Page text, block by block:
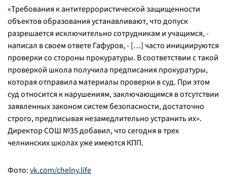
«Требования к антитеррористической защищенности
объектов образования устанавливают, что допуск
разрешается исключительно сотрудникам и учащимся, -
написал в своем ответе Гафуров, - […] часто инициируются
проверки со стороны прокуратуры. В соответствии с такой
проверкой школа получила предписания прокуратуры,
которая отправила материалы проверки в суд. При этом
суд относится к нарушениям, заключающимся в отсутствии
заявленных законом систем безопасности, достаточно
строго, предписывая незамедлительно устранить их».
Директор СОШ №35 добавил, что сегодня в трех
челнинских школах уже имеются КПП.
Фото:vk.com/chelny.life